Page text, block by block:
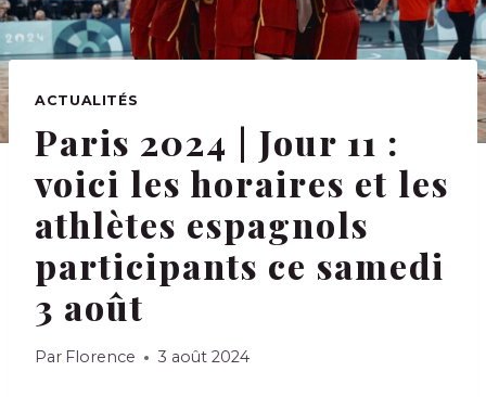
ACTUALITÉS
Paris 2024 | Jour 11 :
voici les horaires et les
athlètes espagnols
participants ce samedi
3 août
Par Florence 3 août 2024